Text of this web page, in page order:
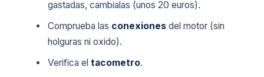
gastadas, cambialas (unos 20 euros).
Comprueba las conexiones del motor (sin
holguras ni oxido).
Verifica eltacometro.